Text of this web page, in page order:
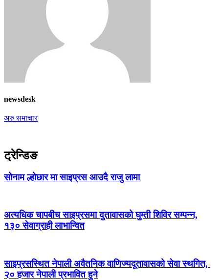
newsdesk
अरु समाचार
ट्रेन्डिङ
सोनाम ल्होछार मा साइप्रस आउदै राजु लामा
अत्यधिक चापबीच साइप्रसमा दुतावासको घुम्ती शिविर सम्पन्न,
१३० सेवाग्राही लाभान्वित
साइप्रसस्थित नेपाली अवैतनिक वाणिज्यदूतावासको सेवा स्थगित,
२० हजार नेपाली प्रभावित हुने